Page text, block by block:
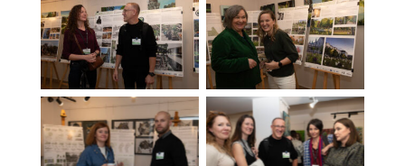
Brak podpisu Brak podpisu
Brak podpisu Brak podpisu